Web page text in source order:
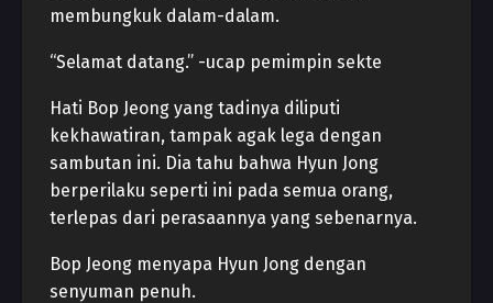
membungkuk dalam-dalam.
“Selamat datang.” -ucap pemimpin sekte
Hati Bop Jeong yang tadinya diliputi
kekhawatiran, tampak agak lega dengan
sambutan ini. Dia tahu bahwa Hyun Jong
berperilaku seperti ini pada semua orang,
terlepas dari perasaannya yang sebenarnya.
Bop Jeong menyapa Hyun Jong dengan
senyuman penuh.